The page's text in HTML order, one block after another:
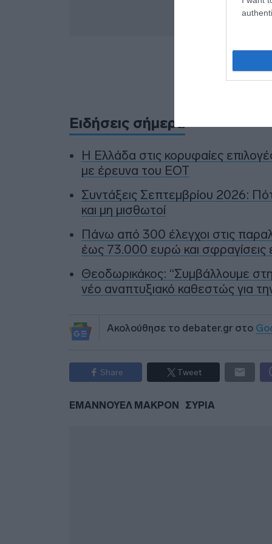
Ειδήσεις σήμερα
Η Ελλάδα στις κορυφαίες
με έρευνα του ΕΟΤ
Συντάξεις Σεπτεμβρίου 2026:
και μη μισθωτοί
Πάνω από 300 έλεγχοι στις
έως 73.000 ευρώ και σφραγίσεις
Θεοδωρικάκος: “Συμβάλλουμε
νέο αναπτυξιακό καθεστώς για
Ακολούθησε το debater.gr στο
Share Tweet
ΕΜΑΝΝΟΥΕΛ ΜΑΚΡΟΝ ΣΥΡΙΑ